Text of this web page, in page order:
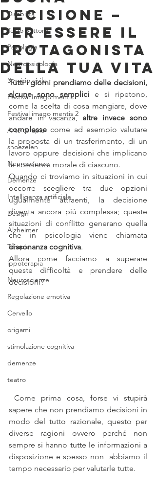
Disabilità
Terzo Settore
Psicologia
Neuropsicologia
Servizio civile
Festival Imago mentis
Festival imago mentis 2
Arte terapia
snoezelen
Neuroscienze
Demenze
Intelligenza artificiale
Design
Alzheimer
Terapie
ippoterapia
Neuroscienze
Regolazione emotiva
Cervello
origami
stimolazione cognitiva
demenze
teatro
decisione –
per essere il
protagonista
della tua vita
Tutti i giorni prendiamo delle decisioni,
alcune sono semplici e si ripetono,
come la scelta di cosa mangiare, dove
andare in vacanza, altre invece sono
complesse come ad esempio valutare
la proposta di un trasferimento, di un
lavoro oppure decisioni che implicano
la coscienza morale di ciascuno.
Quando ci troviamo in situazioni in cui
occorre scegliere tra due opzioni
ugualmente attraenti, la decisione
diventa ancora più complessa; queste
situazioni di conflitto generano quella
dissonanza cognitiva.
Allora come facciamo a superare
queste difficoltà e prendere delle
decisioni?
Come prima cosa, forse vi stupirà
sapere che non prendiamo decisioni in
modo del tutto razionale, questo per
diverse ragioni ovvero perché non
sempre si hanno tutte le informazioni a
disposizione e spesso non  abbiamo il
tempo necessario per valutarle tutte.